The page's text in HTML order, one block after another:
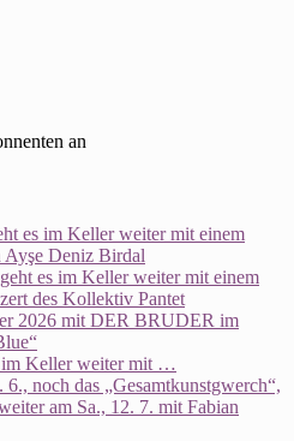
an
es im Keller weiter mit einem
Ayşe Deniz Birdal
es im Keller weiter mit einem
des Kollektiv Pantet
2026 mit DER BRUDER im
im Keller weiter mit …
noch das „Gesamtkunstgwerch“,
am Sa., 12. 7. mit Fabian